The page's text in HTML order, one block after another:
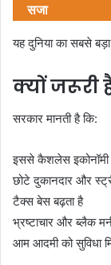
सजा
यह दुनिया का सबसे
क्यों जरूरी
सरकार मानती है कि:
इससे कैशलेस इकोनॉमी
छोटे दुकानदार और
टैक्स बेस बढ़ता है
भ्रष्टाचार और ब्लैक
आम आदमी को सुविधा